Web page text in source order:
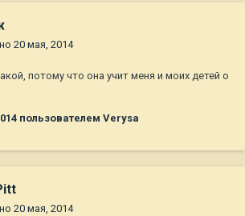
20 мая, 2014
потому что она учит меня и моих детей о
пользователем Verysa
20 мая, 2014